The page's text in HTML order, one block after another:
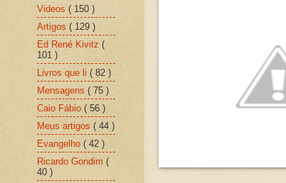
Videos ( 150 )
Artigos ( 129 )
Ed René Kivitz (
101 )
Livros que li ( 82 )
Mensagens ( 75 )
Caio Fábio ( 56 )
Meus artigos ( 44 )
Evangelho ( 42 )
Ricardo Gondim (
40 )